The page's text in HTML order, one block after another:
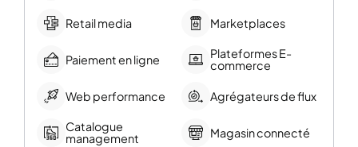
Retail media Marketplaces
Paiement en ligne
Plateformes E-
commerce
Web performance Agrégateurs de flux
Catalogue
management
Magasin connecté